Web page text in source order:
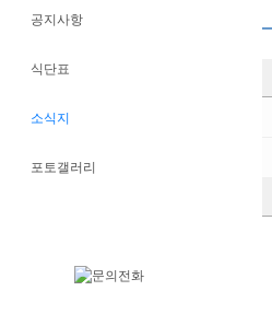
공지사항
식단표
소식지
포토갤러리